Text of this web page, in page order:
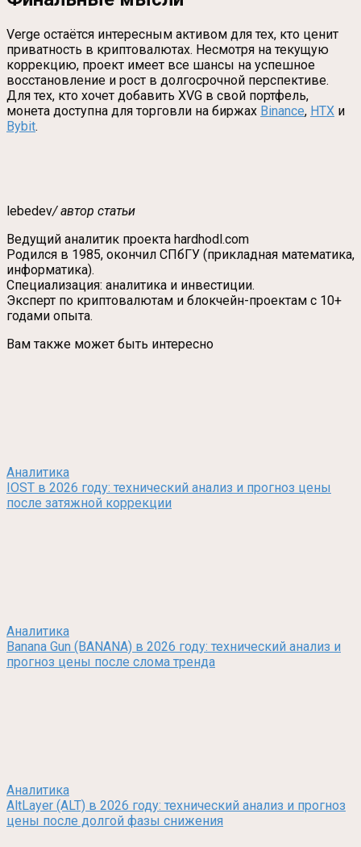
Verge остаётся интересным активом для тех, кто ценит
приватность в криптовалютах. Несмотря на текущую
коррекцию, проект имеет все шансы на успешное
восстановление и рост в долгосрочной перспективе.
Для тех, кто хочет добавить XVG в свой портфель,
монета доступна для торговли на биржах Binance, HTX и
Bybit.
lebedev/ автор статьи
Ведущий аналитик проекта hardhodl.com
Родился в 1985, окончил СПбГУ (прикладная математика,
информатика).
Специализация: аналитика и инвестиции.
Эксперт по криптовалютам и блокчейн-проектам с 10+
годами опыта.
Вам также может быть интересно
Аналитика
IOST в 2026 году: технический анализ и прогноз цены
после затяжной коррекции
Аналитика
Banana Gun (BANANA) в 2026 году: технический анализ и
прогноз цены после слома тренда
Аналитика
AltLayer (ALT) в 2026 году: технический анализ и прогноз
цены после долгой фазы снижения